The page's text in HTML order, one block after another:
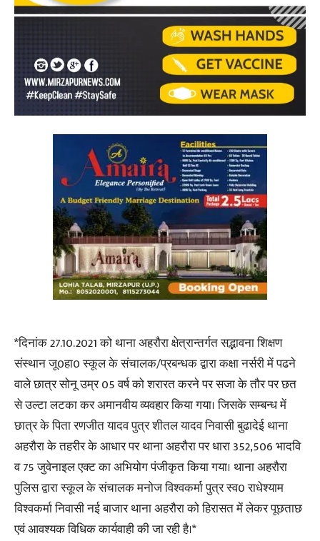
*दिनांक 27.10.2021 को थाना अहरौरा क्षेत्रान्तर्गत सद्भावना शिक्षण
संस्थान जू0हा0 स्कूल के संचालक/प्रबन्धक द्वारा कक्षा नर्सरी में पढने
वाले छात्र सोनू उम्र 05 वर्ष को शरारत करने पर सजा के तौर पर छत
से उल्टा लटका कर अमानवीय व्यवहार किया गया। जिसके सम्बन्ध में
छात्र के पिता रणजीत यादव पुत्र शीतल यादव निवासी बुढादेई थाना
अहरौरा के तहरीर के आधार पर थाना अहरौरा पर धारा 352,506 भादवि
व 75 जुवेनाइल एक्ट का अभियोग पंजीकृत किया गया। थाना अहरौरा
पुलिस द्वारा स्कूल के संचालक मनोज विश्वकर्मा पुत्र स्व0 राधेश्याम
विश्वकर्मा निवासी नई बाजार थाना अहरौरा को हिरासत में लेकर पूछताछ
एवं आवश्यक विधिक कार्यवाही की जा रही है।*